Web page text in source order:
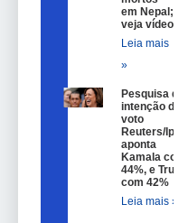
em Nepal;
veja vídeo
Leia mais
»
Pesquisa de
intenção de
voto
Reuters/Ipsos
aponta
Kamala com
44%, e Trump
com 42%
Leia mais »